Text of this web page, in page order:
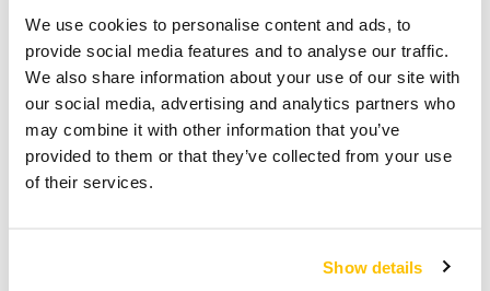
We use cookies to personalise content and ads, to
provide social media features and to analyse our traffic.
We also share information about your use of our site with
our social media, advertising and analytics partners who
may combine it with other information that you’ve
provided to them or that they’ve collected from your use
of their services.
Show details
Cómo cuidarlas
Lijadoras eléctricas